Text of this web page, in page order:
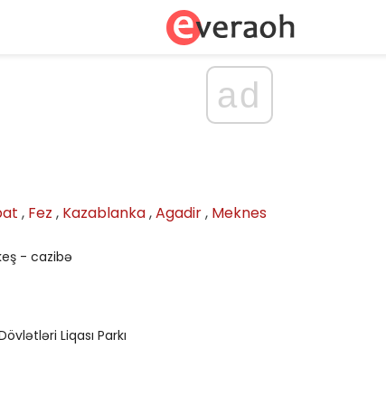
ad
, Fez , Kazablanka,Agadir, Meknes
- cazibə
Liqası Parkı